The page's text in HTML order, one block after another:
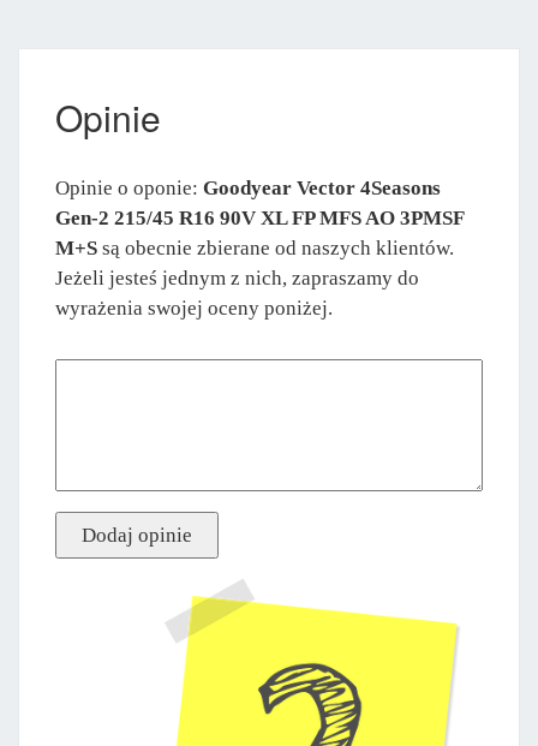
Opinie
Opinie o oponie: Goodyear Vector 4Seasons
Gen-2 215/45 R16 90V XL FP MFS AO 3PMSF
M+S są obecnie zbierane od naszych klientów.
Jeżeli jesteś jednym z nich, zapraszamy do
wyrażenia swojej oceny poniżej.